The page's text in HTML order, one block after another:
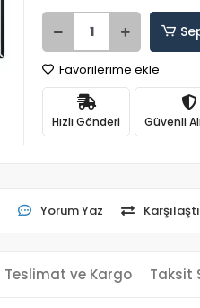
Favorilerime ekle
Hızlı Gönderi Güvenli
Yorum Yaz
Teslimat ve Kargo Taksit